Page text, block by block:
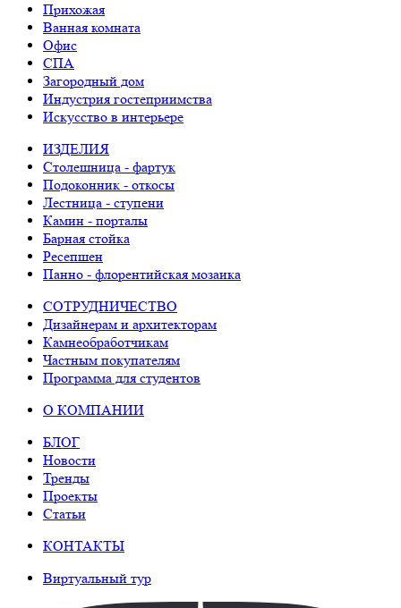
Прихожая
Ванная комната
Офис
СПА
Загородный дом
Индустрия гостеприимства
Искусство в интерьере
ИЗДЕЛИЯ
Столешница - фартук
Подоконник - откосы
Лестница - ступени
Камин - порталы
Барная стойка
Ресепшен
Панно - флорентийская мозаика
СОТРУДНИЧЕСТВО
Дизайнерам и архитекторам
Камнеобработчикам
Частным покупателям
Программа для студентов
О КОМПАНИИ
БЛОГ
Новости
Тренды
Проекты
Статьи
КОНТАКТЫ
Виртуальный тур